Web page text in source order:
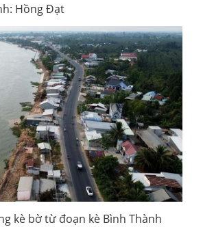
Hồng Đạt
kè bờ từ đoạn kè Bình Thành